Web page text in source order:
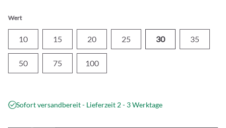
Wert
10 15 20 25 30 35
50 75 100
Sofort versandbereit - Lieferzeit 2 - 3 Werktage